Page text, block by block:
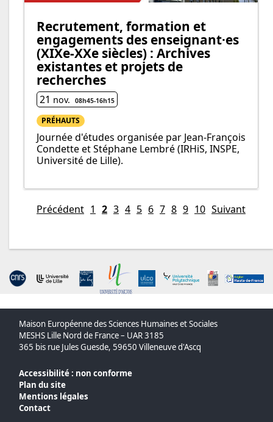
Recrutement, formation et
engagements des enseignant·es
(XIXe-XXe siècles) : Archives
existantes et projets de
recherches
21 nov. 08h45-16h15
PRÉHAUTS
Journée d'études organisée par Jean-François
Condette et Stéphane Lembré (IRHiS, INSPE,
Université de Lille).
Précédent 1 2 3 4 5 6 7 8 9 10 Suivant
Maison Européenne des Sciences Humaines et Sociales
MESHS Lille Nord de France – UAR 3185
365 bis rue Jules Guesde, 59650 Villeneuve d'Ascq
Accessibilité : non conforme
Plan du site
Mentions légales
Contact